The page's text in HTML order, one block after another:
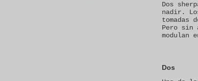
Dos
nadir.
tomadas
Pero sin
modulan
Dos